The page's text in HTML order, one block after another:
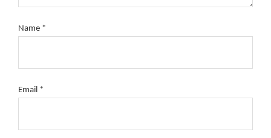
Name *
Email *